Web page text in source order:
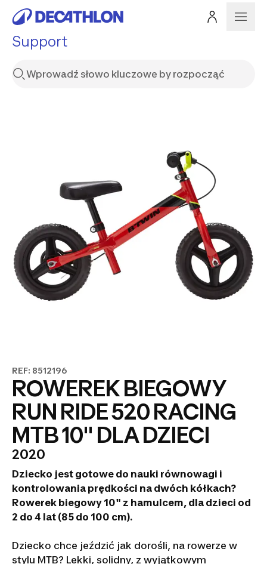
Support
REF: 8512196
ROWEREK BIEGOWY
RUN RIDE 520 RACING
MTB 10" DLA DZIECI
2020
Dziecko jest gotowe do nauki równowagi i
kontrolowania prędkości na dwóch kółkach?
Rowerek biegowy 10" z hamulcem, dla dzieci od
2 do 4 lat (85 do 100 cm).
Dziecko chce jeździć jak dorośli, na rowerze w
stylu MTB? Lekki, solidny, z wyjątkowym